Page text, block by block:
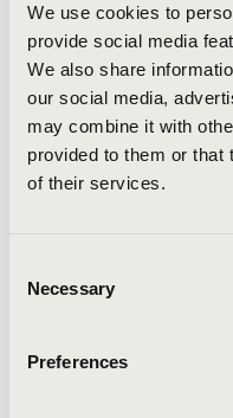
We use cookies to
provide social media
We also share
our social media,
may combine it with
provided to them or that
of their services.
Selection
Necessary
Preferences
szólistára írt. Vermes
hegedűduót írt. 2011
szakközépiskola vonós
című oratórikus
2011 decemberében
Bartók Béla Zeneiskolai
23. között Prágában
Fesztivált, amelyen tánc,
Mihály arany díjat kapott.